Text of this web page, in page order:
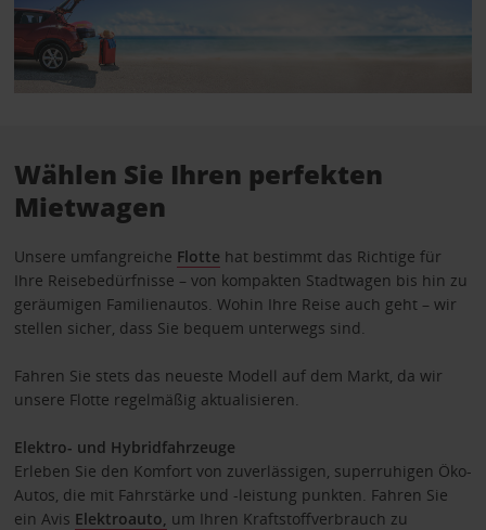
Wählen Sie Ihren perfekten
Mietwagen
Unsere umfangreiche Flotte hat bestimmt das Richtige für
Ihre Reisebedürfnisse – von kompakten Stadtwagen bis hin zu
geräumigen Familienautos. Wohin Ihre Reise auch geht – wir
stellen sicher, dass Sie bequem unterwegs sind.
Fahren Sie stets das neueste Modell auf dem Markt, da wir
unsere Flotte regelmäßig aktualisieren.
Elektro- und Hybridfahrzeuge
Erleben Sie den Komfort von zuverlässigen, superruhigen Öko-
Autos, die mit Fahrstärke und -leistung punkten. Fahren Sie
ein Avis Elektroauto, um Ihren Kraftstoffverbrauch zu